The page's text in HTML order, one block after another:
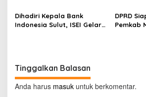
Dihadiri Kepala Bank
Indonesia Sulut, ISEI Gelar
DPRD
Pemkab
Tinggalkan Balasan
Anda harus masuk untuk berkomentar.